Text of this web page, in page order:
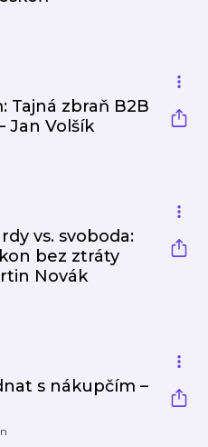
Tajná zbraň B2B
Jan Volšík
vs. svoboda:
bez ztráty
Novák
s nákupčím –